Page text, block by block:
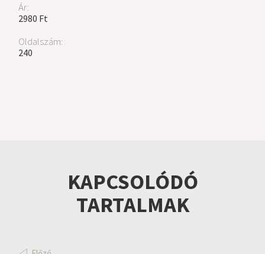
Ár:
2980 Ft
Oldalszám:
240
KAPCSOLÓDÓ
TARTALMAK